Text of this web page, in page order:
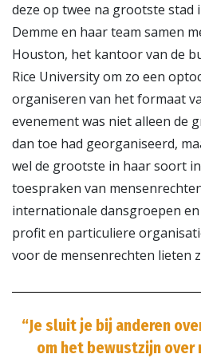
deze op twee na grootste stad
Demme en haar team samen
Houston, het kantoor van de
Rice University om zo een
organiseren van het formaat
evenement was niet alleen de
dan toe had georganiseerd,
wel de grootste in haar soort in
toespraken van
internationale dansgroepen
profit en particuliere
voor de mensenrechten lieten
“Je sluit je bij anderen
om het bewustzijn over